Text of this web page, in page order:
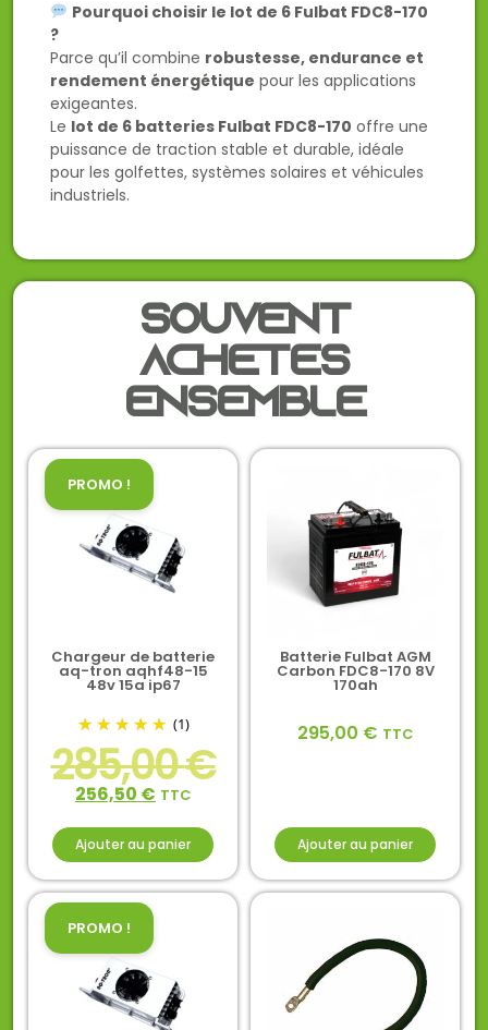
Souvent
achetés
ensemble
PROMO !
Chargeur de batterie
aq-tron aqhf48-15
48v 15a ip67
(1)
285,00€
256,50 € TTC
Ajouter au panier
Batterie Fulbat AGM
Carbon FDC8-170 8V
170ah
295,00 € TTC
Ajouter au panier
PROMO !
Pourquoi choisir le lot de 6 Fulbat FDC8-170
?
Parce qu’il combine robustesse, endurance et
rendement énergétique pour les applications
exigeantes.
Le lot de 6 batteries Fulbat FDC8-170 offre une
puissance de traction stable et durable, idéale
pour les golfettes, systèmes solaires et véhicules
industriels.